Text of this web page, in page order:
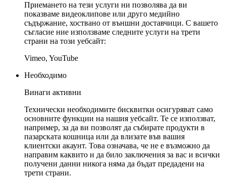
Приемането на тези услуги ни позволява да ви
показваме видеоклипове или друго медийно
съдържание, хоствано от външни доставчици. С вашето
съгласие ние използваме следните услуги на трети
страни на този уебсайт:
Vimeo, YouTube
Необходимо
Винаги активни
Технически необходимите бисквитки осигуряват само
основните функции на нашия уебсайт. Те се използват,
например, за да ви позволят да събирате продукти в
пазарската кошница или да влизате във вашия
клиентски акаунт. Това означава, че не е възможно да
направим каквито и да било заключения за вас и всички
получени данни никога няма да бъдат предадени на
трети страни.